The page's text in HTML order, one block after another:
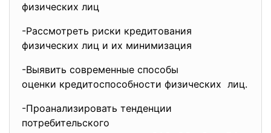
физических лиц
-Рассмотреть риски кредитования
физических лиц и их минимизация
-Выявить современные способы
оценки кредитоспособности физических лиц.
-Проанализировать тенденции
потребительского